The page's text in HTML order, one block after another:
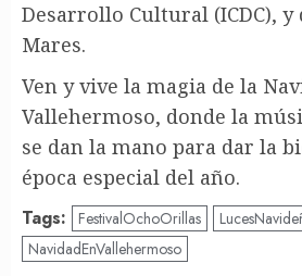
Desarrollo Cultural (ICDC),
Mares.
Ven y vive la magia de la
Vallehermoso, donde la
se dan la mano para dar la
época especial del año.
Tags: FestivalOchoOrillas
NavidadEnVallehermoso